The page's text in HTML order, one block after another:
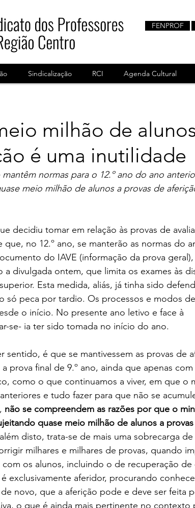
FENPROF
Sindicalização RCI Agenda Cultural
milhão de
é uma inutilidade
normas para o 12.º ano do ano
meio milhão de alunos a provas de
decidiu tomar em relação às provas de
no 12.º ano, se manterão as normas do
do IAVE (informação da prova geral),
divulgada ontem, que limita os exames às
Esta medida, aliás, já tinha sido
só peca por tardio. Os processos e modos de
o início. No presente ano letivo e face à
se- ia ter sido tomada no início do ano.
sentido, é que se mantivessem as provas de
a prova final de 9.º ano, ainda que apenas
como o que continuamos a viver, em que o
e tudo fazer para que não se
não se compreendem as razões por que o
quase meio milhão de alunos a
disto, trata-se de mais uma sobrecarga
milhares e milhares de provas, quando
os alunos, incluindo o de recuperação de
exclusivamente aferidor, procurando
novo, que a aferição pode e deve ser feita
o que é ainda mais pertinente no contexto